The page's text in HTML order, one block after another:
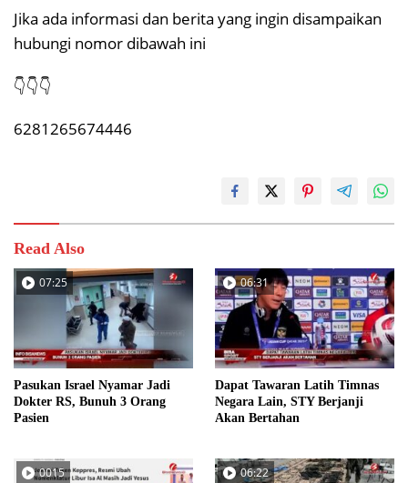
Jika ada informasi dan berita yang ingin disampaikan
hubungi nomor dibawah ini
👇👇👇
6281265674446
Read Also
07:25
Pasukan Israel Nyamar Jadi
Dokter RS, Bunuh 3 Orang
Pasien
06:31
Dapat Tawaran Latih Timnas
Negara Lain, STY Berjanji
Akan Bertahan
0015 06:22